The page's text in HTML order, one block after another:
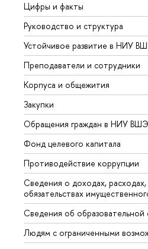
Цифры и факты
Руководство и структура
Устойчивое развитие в НИУ
Преподаватели и сотрудники
Корпуса и общежития
Закупки
Обращения граждан в НИУ ВШЭ
Фонд целевого капитала
Противодействие коррупции
Сведения о доходах,
обязательствах
Сведения об образовательной
Людям с ограниченными